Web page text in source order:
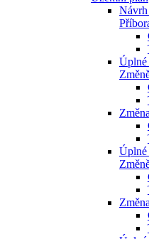
Úplné
Úplné